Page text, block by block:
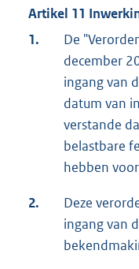
Artikel 11
1.
De
december
ingang van
datum van
verstande
belastbare
hebben
2.
Deze
ingang van